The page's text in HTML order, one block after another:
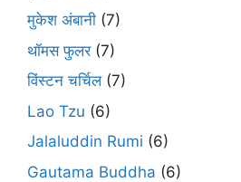
मुकेश अंबानी (7)
थॉमस फुलर(7)
विंस्टन चर्चिल(7)
Lao Tzu (6)
Jalaluddin Rumi (6)
Gautama Buddha (6)